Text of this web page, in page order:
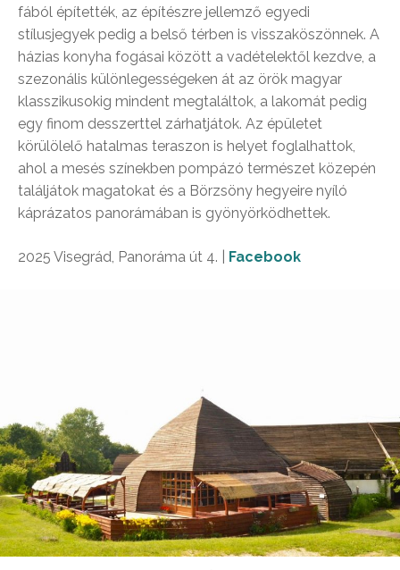
fából építették, az építészre jellemző egyedi
stílusjegyek pedig a belső térben is visszaköszönnek. A
házias konyha fogásai között a vadételektől kezdve, a
szezonális különlegességeken át az örök magyar
klasszikusokig mindent megtaláltok, a lakomát pedig
egy finom desszerttel zárhatjátok. Az épületet
körülölelő hatalmas teraszon is helyet foglalhattok,
ahol a mesés színekben pompázó természet közepén
találjátok magatokat és a Börzsöny hegyeire nyíló
káprázatos panorámában is gyönyörködhettek.
2025 Visegrád, Panoráma út 4. | Facebook